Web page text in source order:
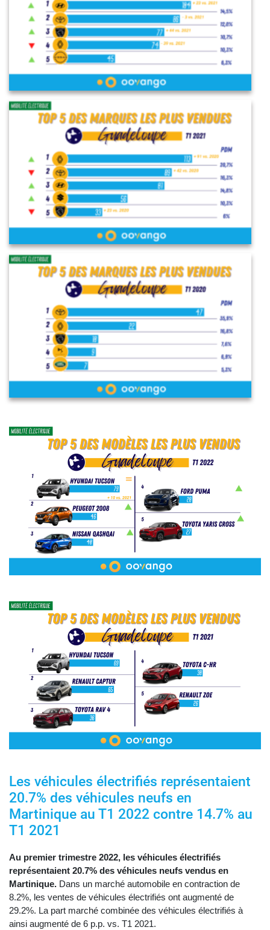
Les véhicules électrifiés représentaient
20.7% des véhicules neufs en
Martinique au T1 2022 contre 14.7% au
T1 2021
Au premier trimestre 2022, les véhicules électrifiés
représentaient 20.7% des véhicules neufs vendus en
Martinique. Dans un marché automobile en contraction de
8.2%, les ventes de véhicules électrifiés ont augmenté de
29.2%. La part marché combinée des véhicules électrifiés à
ainsi augmenté de 6 p.p. vs. T1 2021.